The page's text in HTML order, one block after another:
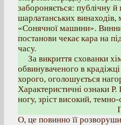
забороняється: публічну
шарлатанських винаходів,
«Сонячної машини».
постанови чекає кара на
часу.
За викриття схованки
обвинуваченого в
хорого, оголошується
Характеристичні ознаки
ногу, зріст високий, темно-
О, це повинно її